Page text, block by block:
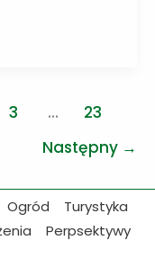
3 …
23
Następny →
Ogród
Turystyka
Perpsektywy